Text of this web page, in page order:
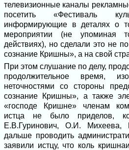
телевизионные каналы
посетить «Фестиваль
информирующие в деталях о
мероприятии (не упоминая
действиях), но сделали это не
сознание Кришны», а на свой
При этом слушание по делу,
продолжительное время,
неточностями со стороны
сознание Кришны», а также
«господе Кришне» членам
истца не было приделов,
Е.В.Гуринович, О.И. Михеева,
дальше проводить
заявили истцу, что коль